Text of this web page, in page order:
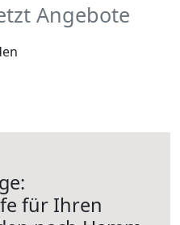
Angebote
für Ihren